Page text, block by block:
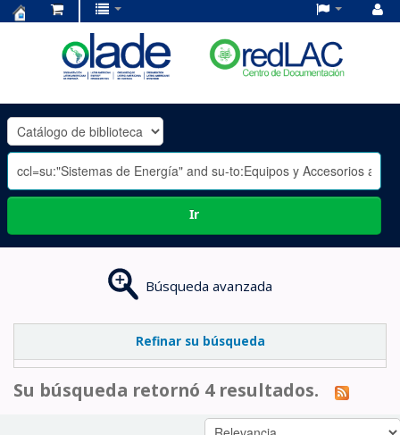
OLADE
-
Ir
Búsqueda avanzada
Refinar su búsqueda
Su búsqueda retornó 4 resultados.